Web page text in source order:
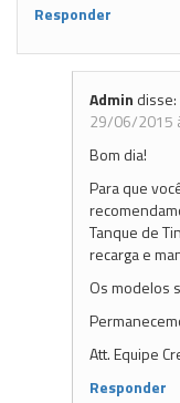
Responder
Admin disse:
29/06/2015
Bom dia!
Para que
Tanque de
recarga e
Os modelos
Att. Equipe
Responder